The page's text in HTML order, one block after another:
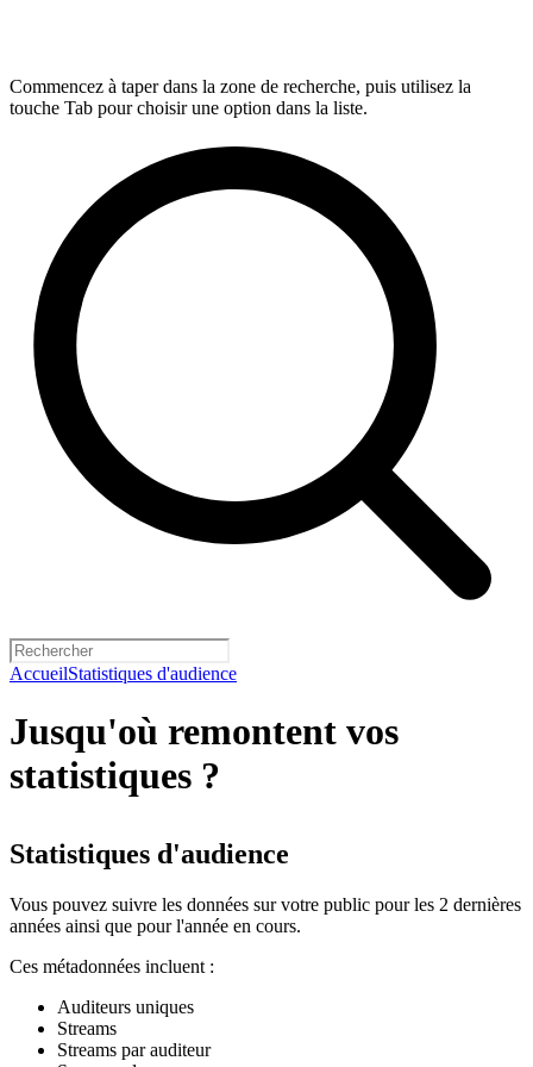
Commencez à taper dans la zone de recherche, puis utilisez la
touche Tab pour choisir une option dans la liste.
AccueilStatistiques d'audience
Jusqu'où remontent vos
statistiques ?
Statistiques d'audience
Vous pouvez suivre les données sur votre public pour les 2 dernières
années ainsi que pour l'année en cours.
Ces métadonnées incluent :
Auditeurs uniques
Streams
Streams par auditeur